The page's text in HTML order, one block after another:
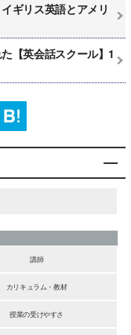
ギリス英語とアメリ
【英会話スクール】1
講師
カリキュラム・教材
授業の受けやすさ